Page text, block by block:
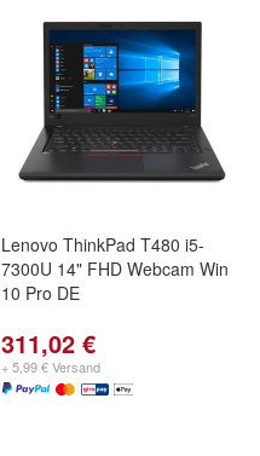
Lenovo ThinkPad T480 i5-
7300U 14" FHD Webcam Win
10 Pro DE
311,02 €
+ 5,99 € Versand